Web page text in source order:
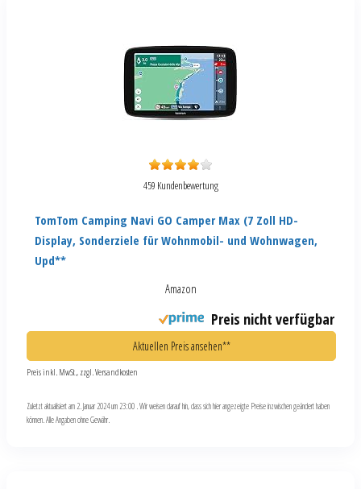
459 Kundenbewertung
TomTom Camping Navi GO Camper Max (7 Zoll HD-
Display, Sonderziele für Wohnmobil- und Wohnwagen,
Upd**
Amazon
Preis nicht verfügbar
Aktuellen Preis ansehen**
Preis inkl. MwSt., zzgl. Versandkosten
Zuletzt aktualisiert am 2. Januar 2024 um 23:00 . Wir weisen darauf hin, dass sich hier angezeigte Preise inzwischen geändert haben
können. Alle Angaben ohne Gewähr.